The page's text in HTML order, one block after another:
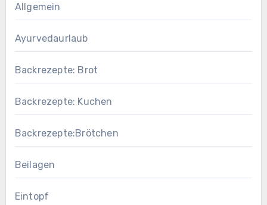
Allgemein
Ayurvedaurlaub
Backrezepte: Brot
Backrezepte: Kuchen
Backrezepte:Brötchen
Beilagen
Eintopf